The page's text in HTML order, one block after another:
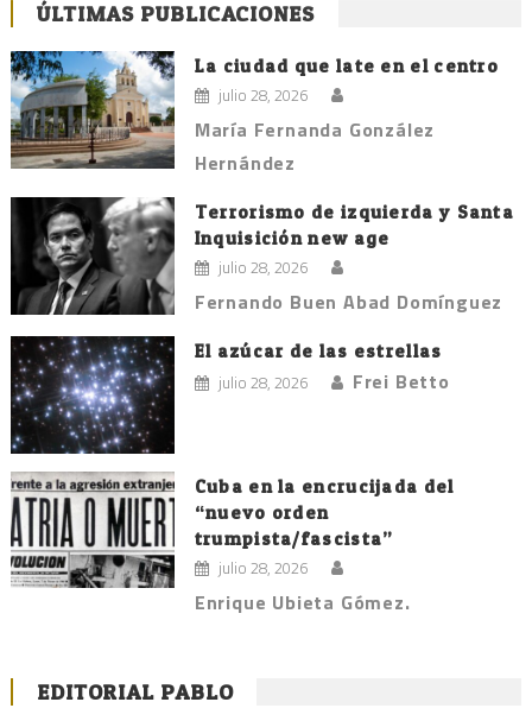
ÚLTIMAS PUBLICACIONES
La ciudad que late en el centro
julio 28, 2026
María Fernanda González
Hernández
Terrorismo de izquierda y Santa
Inquisición new age
julio 28, 2026
Fernando Buen Abad Domínguez
El azúcar de las estrellas
julio 28, 2026 Frei Betto
Cuba en la encrucijada del
“nuevo orden
trumpista/fascista”
julio 28, 2026
Enrique Ubieta Gómez.
EDITORIAL PABLO